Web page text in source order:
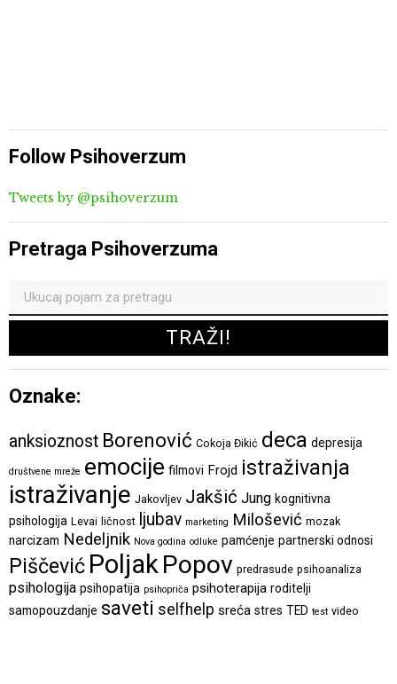
Follow Psihoverzum
Tweets by @psihoverzum
Pretraga Psihoverzuma
Oznake:
anksioznost Borenović Cokoja Đikić deca depresija
društvene mreže emocije filmovi Frojd istraživanja
istraživanje Jakovljev Jakšić Jung kognitivna
psihologija Levai ličnost ljubav marketing Milošević mozak
narcizam Nedeljnik Nova godina odluke pamćenje partnerski odnosi
Piščević PoljakPopov predrasude psihoanaliza
psihologija psihopatija psihopriča psihoterapija roditelji
samopouzdanje saveti selfhelp sreća stres TED test video